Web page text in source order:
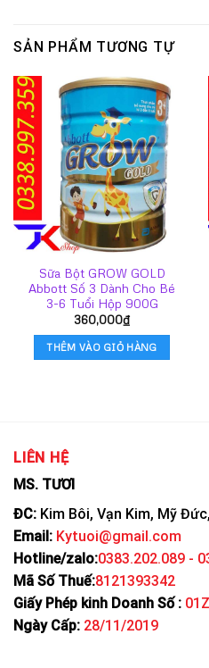
SẢN PHẨM TƯƠNG TỰ
Sữa Bột GROW GOLD
Abbott Số 3 Dành Cho Bé
3-6 Tuổi Hộp 900G
360,000₫
THÊM VÀO GIỎ HÀNG
LIÊN HỆ
MS. TƯƠI
ĐC: Kim Bôi, Vạn Kim, Mỹ
Email: Kytuoi@gmail.com
Hotline/zalo:0383.202.089 -
Mã Số Thuế:8121393342
Giấy Phép kinh Doanh Số :
Ngày Cấp: 28/11/2019